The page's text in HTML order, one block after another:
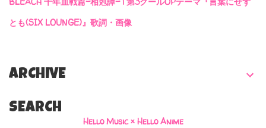
とも(SIX LOUNGE)』歌詞・画像
ARCHIVE
SEARCH
Hello Music × Hello Anime